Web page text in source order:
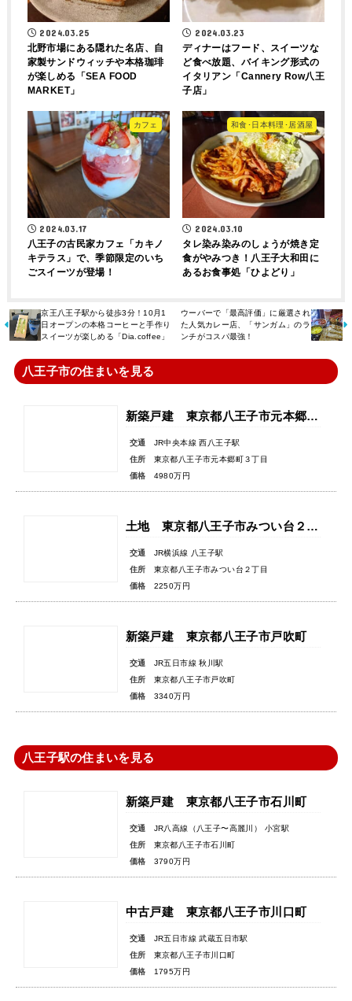
2024.03.25
北野市場にある隠れた名店、自
家製サンドウィッチや本格珈琲
が楽しめる「SEA FOOD
MARKET」
2024.03.23
ディナーはフード、スイーツな
ど食べ放題、バイキング形式の
イタリアン「Cannery Row八王
子店」
カフェ
2024.03.17
八王子の古民家カフェ「カキノ
キテラス」で、季節限定のいち
ごスイーツが登場！
和食･日本料理･居酒屋
2024.03.10
タレ染み染みのしょうが焼き定
食がやみつき！八王子大和田に
あるお食事処「ひよどり」
京王八王子駅から徒歩3分！10月1
日オープンの本格コーヒーと手作り
スイーツが楽しめる「Dia.coffee」
ウーバーで「最高評価」に厳選され
た人気カレー店、「サンガム」のラ
ンチがコスパ最強！
八王子市の住まいを見る
新築戸建 東京都八王子市元本郷町３丁目
交通
JR中央本線 西八王子駅
住所
東京都八王子市元本郷町３丁目
価格
4980万円
土地 東京都八王子市みつい台２丁目
交通
JR横浜線 八王子駅
住所
東京都八王子市みつい台２丁目
価格
2250万円
新築戸建 東京都八王子市戸吹町
交通
JR五日市線 秋川駅
住所
東京都八王子市戸吹町
価格
3340万円
八王子駅の住まいを見る
新築戸建 東京都八王子市石川町
交通
JR八高線（八王子〜高麗川） 小宮駅
住所
東京都八王子市石川町
価格
3790万円
中古戸建 東京都八王子市川口町
交通
JR五日市線 武蔵五日市駅
住所
東京都八王子市川口町
価格
1795万円